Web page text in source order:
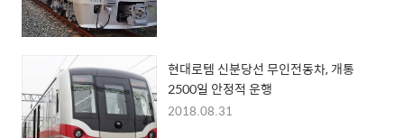
현대로템 신분당선 무인전동차, 개통
2500일 안정적 운행
2018.08.31